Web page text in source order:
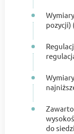
pozycji)
do